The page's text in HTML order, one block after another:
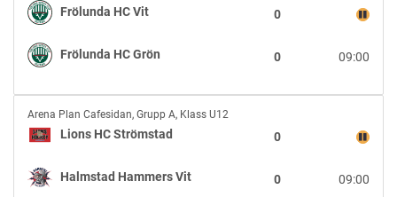
HC
Vit
vs
Frölunda
Grön
Frölunda HC Vit 0
Frölunda HC Grön 09:00
0
Lions
HC
vs
Halmstad
Arena Plan Cafesidan, Grupp A, Klass U12
Lions HC Strömstad 0
Halmstad Hammers Vit 09:00
0